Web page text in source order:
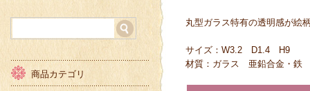
丸型ガラス特有の透明感が絵
サイズ：W3.2 D1.4 H9
材質：ガラス 亜鉛合金・鉄
商品カテゴリ